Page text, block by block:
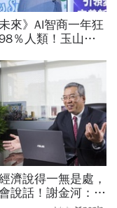
來》AI智商一年狂
％人類！玉山金
」：長官請自己卯下
濟說得一無是處，
說話！謝金河：中